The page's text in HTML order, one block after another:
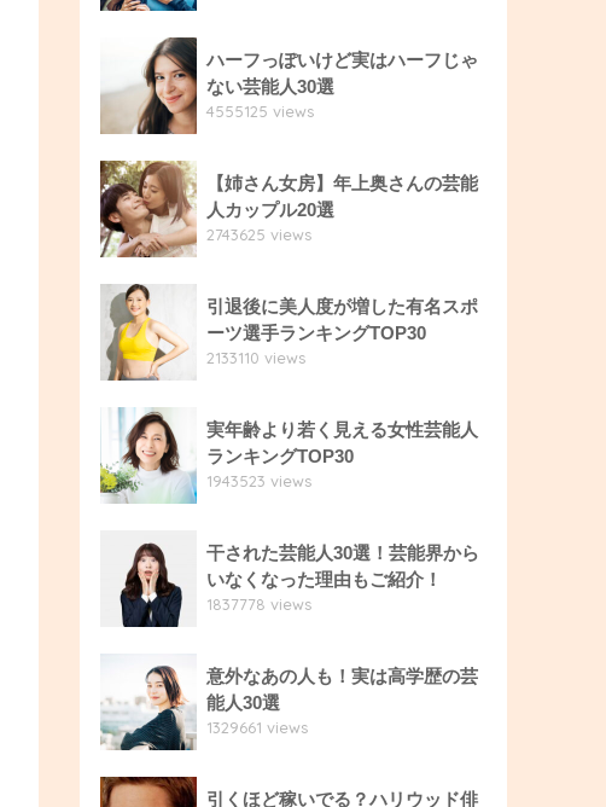
ハーフっぽいけど実はハーフじゃ
ない芸能人30選
4555125 views
【姉さん女房】年上奥さんの芸能
人カップル20選
2743625 views
引退後に美人度が増した有名スポ
ーツ選手ランキングTOP30
2133110 views
実年齢より若く見える女性芸能人
ランキングTOP30
1943523 views
干された芸能人30選！芸能界から
いなくなった理由もご紹介！
1837778 views
意外なあの人も！実は高学歴の芸
能人30選
1329661 views
引くほど稼いでる？ハリウッド俳